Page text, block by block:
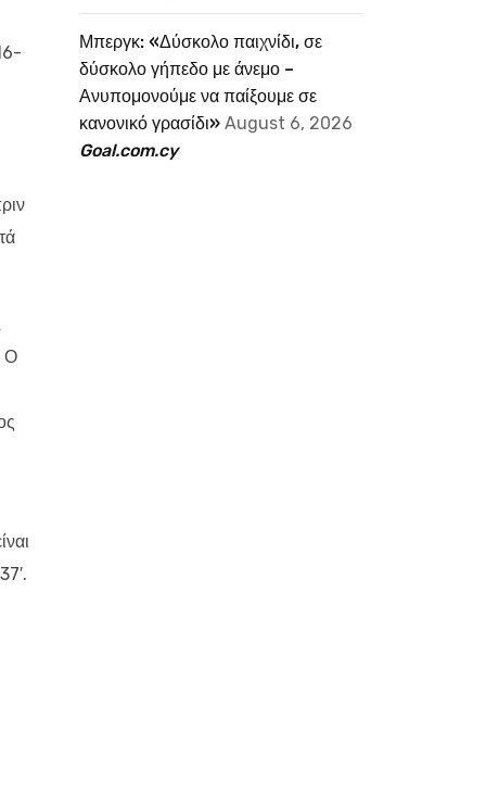
Ο
Μπεργκ: «Δύσκολο παιχνίδι, σε
δύσκολο γήπεδο με άνεμο –
Ανυπομονούμε να παίξουμε σε
κανονικό γρασίδι» August 6, 2026
Goal.com.cy